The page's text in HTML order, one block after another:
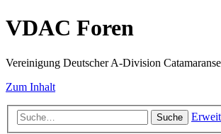
VDAC Foren
Vereinigung Deutscher A-Division
Zum Inhalt
Suche